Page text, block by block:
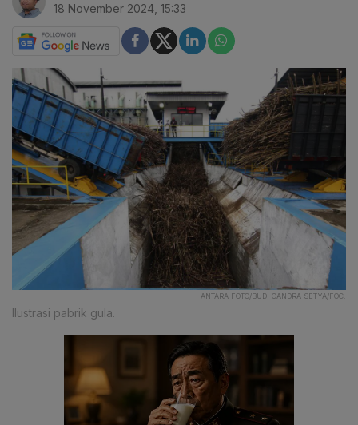
18 November 2024, 15:33
ANTARA FOTO/BUDI CANDRA SETYA/FOC.
Ilustrasi pabrik gula.